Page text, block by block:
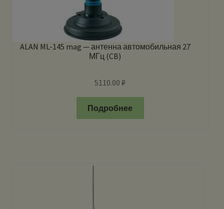
ALAN ML-145 mag — антенна автомобильная 27
МГц (CB)
5110.00₽
Подробнее